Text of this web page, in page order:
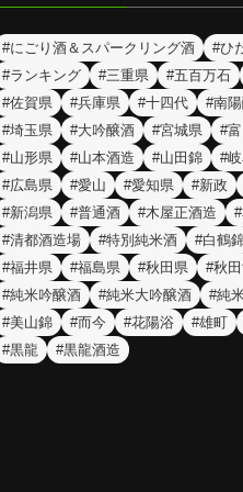
#にごり酒＆スパークリング酒
#ひ
#ランキング
#三重県 #五百万石
#佐賀県
#兵庫県 #十四代
#南
#埼玉県
#大吟醸酒 #宮城県
#
#山形県
#山本酒造 #山田錦
#
#広島県
#愛山 #愛知県 #新政
#新潟県
#普通酒 #木屋正酒造
#清都酒造場
#特別純米酒 #白鶴
#福井県
#福島県 #秋田県
#秋
#純米吟醸酒
#純米大吟醸酒
#純
#美山錦
#而今 #花陽浴 #雄町
#黒龍
#黒龍酒造